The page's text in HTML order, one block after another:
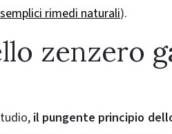
rimedi naturali).
zenzero
il pungente principio